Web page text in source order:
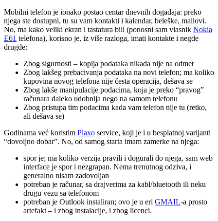
Mobilni telefon je ionako postao centar dnevnih događaja: preko
njega ste dostupni, tu su vam kontakti i kalendar, beleške, mailovi.
No, ma kako veliki ekran i tastatura bili (ponosni sam vlasnik Nokia
E61 telefona), korisno je, iz više razloga, imati kontakte i negde
drugde:
Zbog sigurnosti – kopija podataka nikada nije na odmet
Zbog lakšeg prebacivanja podataka na novi telefon; ma koliko
kupovina novog telefona nije česta operacija, dešava se
Zbog lakše manipulacije podacima, koja je preko “pravog”
računara daleko udobnija nego na samom telefonu
Zbog pristupa tim podacima kada vam telefon nije tu (retko,
ali dešava se)
Godinama već koristim Plaxo service, koji je i u besplatnoj varijanti
“dovoljno dobar”. No, od samog starta imam zamerke na njega:
spor je; ma koliko verzija pravili i dogurali do njega, sam web
interface je spor i nezgrapan. Nema trenutnog odziva, i
generalno nisam zadovoljan
potreban je računar, sa drajverima za kabl/bluetooth ili neku
drugu vezu sa telefonom
potreban je Outlook instaliran; ovo je u eri GMAIL-a prosto
artefakt – i zbog instalacije, i zbog licenci.